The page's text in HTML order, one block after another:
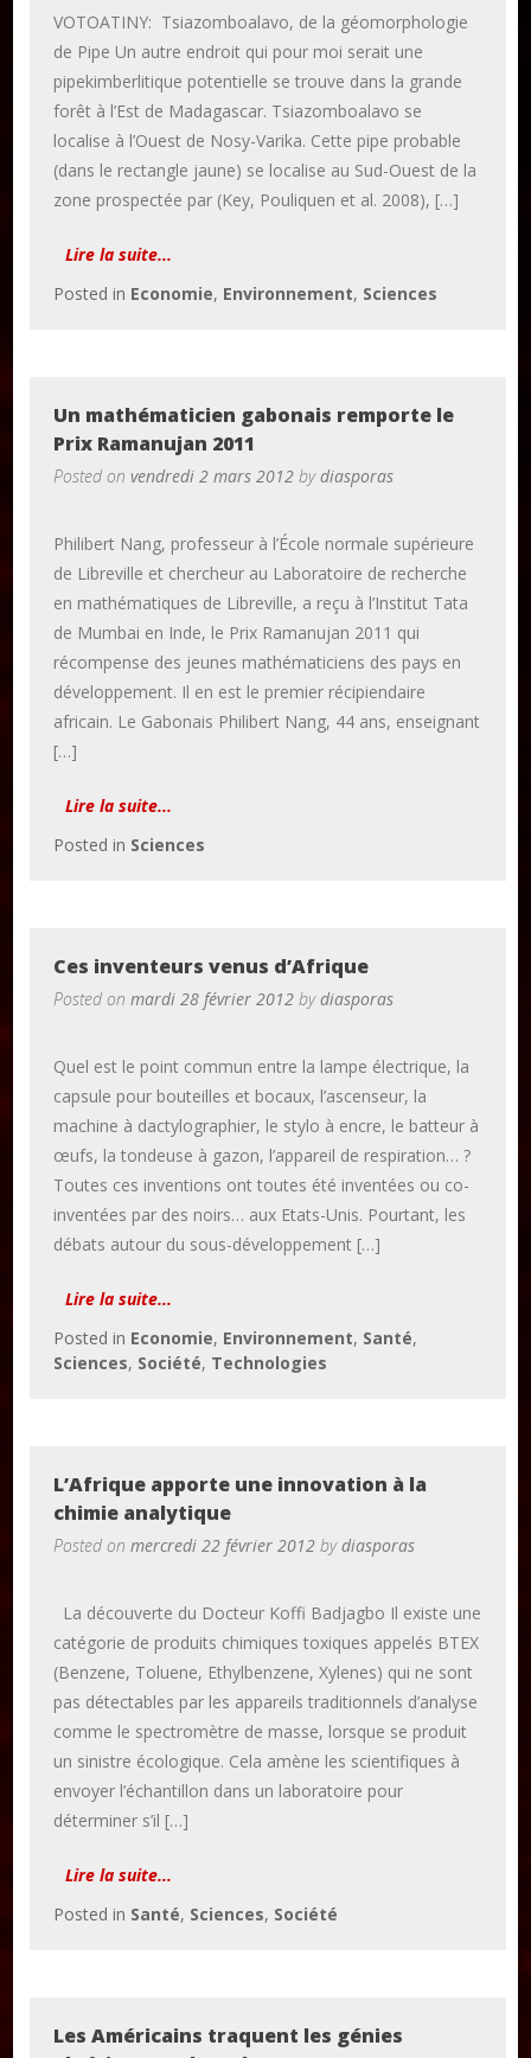
DON
Formation en Édition Numérique
VOTOATINY: Tsiazomboalavo, de la géomorphologie
de Pipe Un autre endroit qui pour moi serait une
pipekimberlitique potentielle se trouve dans la grande
forêt à l’Est de Madagascar. Tsiazomboalavo se
localise à l’Ouest de Nosy-Varika. Cette pipe probable
(dans le rectangle jaune) se localise au Sud-Ouest de la
zone prospectée par (Key, Pouliquen et al. 2008), […]
Lire la suite...
Posted in Economie, Environnement, Sciences
Un mathématicien gabonais remporte le
Prix Ramanujan 2011
Posted onvendredi 2 mars 2012 bydiasporas
Philibert Nang, professeur à l’École normale supérieure
de Libreville et chercheur au Laboratoire de recherche
en mathématiques de Libreville, a reçu à l’Institut Tata
de Mumbai en Inde, le Prix Ramanujan 2011 qui
récompense des jeunes mathématiciens des pays en
développement. Il en est le premier récipiendaire
africain. Le Gabonais Philibert Nang, 44 ans, enseignant
[…]
Lire la suite...
Posted in Sciences
Ces inventeurs venus d’Afrique
Posted onmardi 28 février 2012 bydiasporas
Quel est le point commun entre la lampe électrique, la
capsule pour bouteilles et bocaux, l’ascenseur, la
machine à dactylographier, le stylo à encre, le batteur à
œufs, la tondeuse à gazon, l’appareil de respiration… ?
Toutes ces inventions ont toutes été inventées ou co-
inventées par des noirs… aux Etats-Unis. Pourtant, les
débats autour du sous-développement […]
Lire la suite...
Posted in Economie, Environnement, Santé,
Sciences, Société, Technologies
L’Afrique apporte une innovation à la
chimie analytique
Posted onmercredi 22 février 2012 bydiasporas
La découverte du Docteur Koffi Badjagbo Il existe une
catégorie de produits chimiques toxiques appelés BTEX
(Benzene, Toluene, Ethylbenzene, Xylenes) qui ne sont
pas détectables par les appareils traditionnels d’analyse
comme le spectromètre de masse, lorsque se produit
un sinistre écologique. Cela amène les scientifiques à
envoyer l’échantillon dans un laboratoire pour
déterminer s’il […]
Lire la suite...
Posted in Santé, Sciences, Société
Les Américains traquent les génies